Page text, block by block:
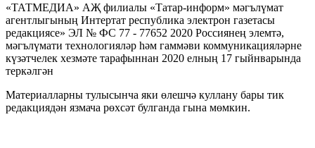
«ТАТМЕДИА» АҖ филиалы «Татар-информ» мәгълүмат
агентлыгының Интертат республика электрон газетасы
редакциясе» ЭЛ № ФС 77 - 77652 2020 Россиянең элемтә,
мәгълүмати технологияләр һәм гаммәви коммуникацияләрне
күзәтчелек хезмәте тарафыннан 2020 елның 17 гыйнварында
теркәлгән
Материалларны тулысынча яки өлешчә куллану бары тик
редакциядән язмача рөхсәт булганда гына мөмкин.